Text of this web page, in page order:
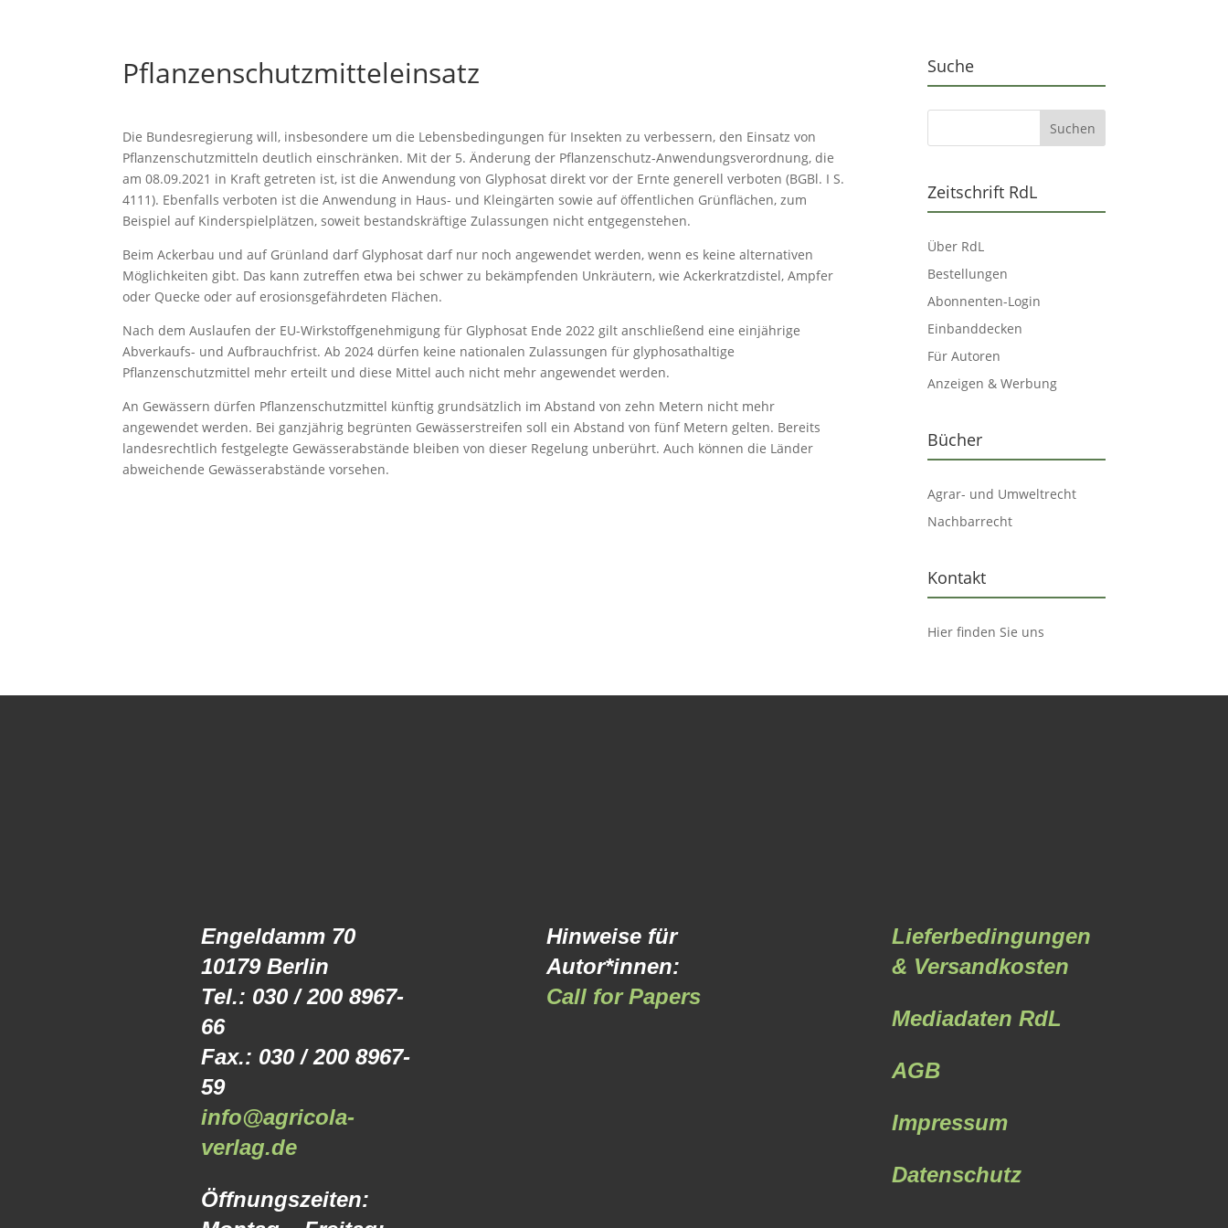
Pflanzenschutzmitteleinsatz
Die Bundesregierung will, insbesondere um die Lebensbedingungen für Insekten zu verbessern, den Einsatz von
Pflanzenschutzmitteln deutlich einschränken. Mit der 5. Änderung der Pflanzenschutz-Anwendungsverordnung, die
am 08.09.2021 in Kraft getreten ist, ist die Anwendung von Glyphosat direkt vor der Ernte generell verboten (BGBl. I S.
4111). Ebenfalls verboten ist die Anwendung in Haus- und Kleingärten sowie auf öffentlichen Grünflächen, zum
Beispiel auf Kinderspielplätzen, soweit bestandskräftige Zulassungen nicht entgegenstehen.
Beim Ackerbau und auf Grünland darf Glyphosat darf nur noch angewendet werden, wenn es keine alternativen
Möglichkeiten gibt. Das kann zutreffen etwa bei schwer zu bekämpfenden Unkräutern, wie Ackerkratzdistel, Ampfer
oder Quecke oder auf erosionsgefährdeten Flächen.
Nach dem Auslaufen der EU-Wirkstoffgenehmigung für Glyphosat Ende 2022 gilt anschließend eine einjährige
Abverkaufs- und Aufbrauchfrist. Ab 2024 dürfen keine nationalen Zulassungen für glyphosathaltige
Pflanzenschutzmittel mehr erteilt und diese Mittel auch nicht mehr angewendet werden.
An Gewässern dürfen Pflanzenschutzmittel künftig grundsätzlich im Abstand von zehn Metern nicht mehr
angewendet werden. Bei ganzjährig begrünten Gewässerstreifen soll ein Abstand von fünf Metern gelten. Bereits
landesrechtlich festgelegte Gewässerabstände bleiben von dieser Regelung unberührt. Auch können die Länder
abweichende Gewässerabstände vorsehen.
Suche
Zeitschrift RdL
Über RdL
Bestellungen
Abonnenten-Login
Einbanddecken
Für Autoren
Anzeigen & Werbung
Bücher
Agrar- und Umweltrecht
Nachbarrecht
Kontakt
Hier finden Sie uns
Engeldamm 70
10179 Berlin
Tel.: 030 / 200 8967-
66
Fax.: 030 / 200 8967-
59
info@agricola-
verlag.de
Öffnungszeiten:
Hinweise für
Autor*innen:
Call for Papers
Lieferbedingungen
& Versandkosten
Mediadaten RdL
AGB
Impressum
Datenschutz